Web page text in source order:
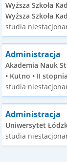
Wyższa Szkoła
Wyższa Szkoła
studia
Administracja
Akademia Nauk
• Kutno • II stopnia
studia
Administracja
Uniwersytet
studia